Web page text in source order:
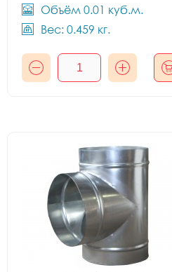
Объём 0.01 куб.м.
Вес: 0.459 кг.